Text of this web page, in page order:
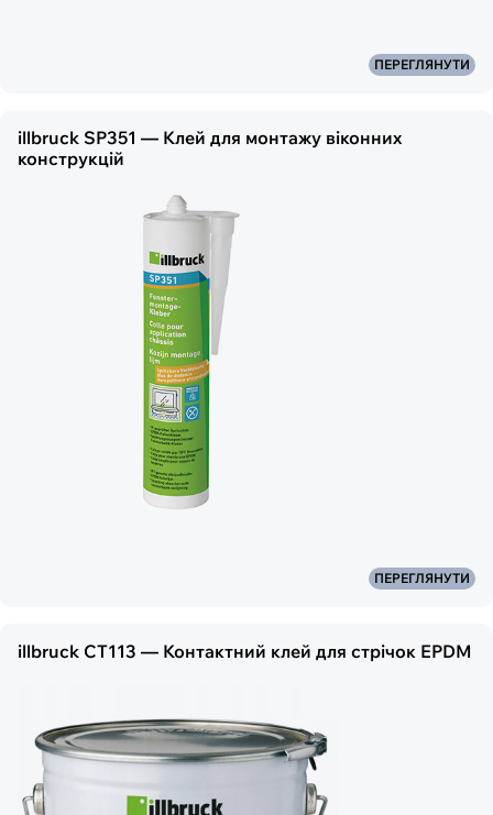
ПЕРЕГЛЯНУТИ
illbruck SP351 — Клей для монтажу віконних
конструкцій
ПЕРЕГЛЯНУТИ
illbruck CT113 — Контактний клей для стрічок EPDM